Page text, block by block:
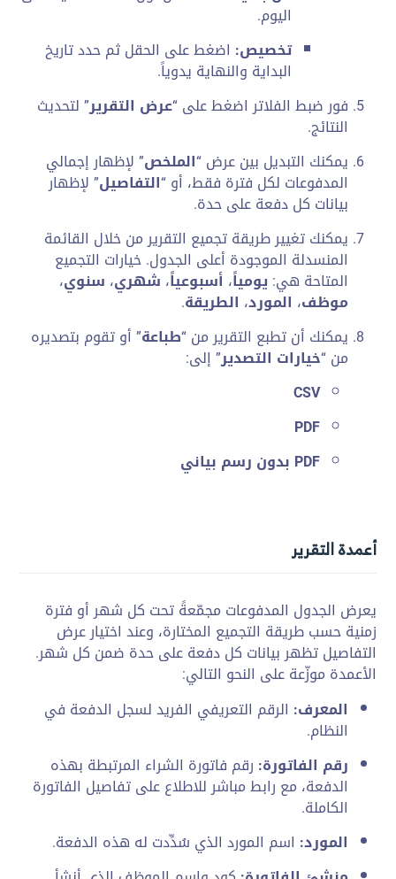
اليوم.
تخصيص: اضغط على الحقل ثم حدد تاريخ
البداية والنهاية يدوياً.
فور ضبط الفلاتر اضغط على “عرض التقرير” لتحديث
النتائج.
يمكنك التبديل بين عرض “الملخص” لإظهار إجمالي
المدفوعات لكل فترة فقط، أو “التفاصيل” لإظهار
بيانات كل دفعة على حدة.
يمكنك تغيير طريقة تجميع التقرير من خلال القائمة
المنسدلة الموجودة أعلى الجدول. خيارات التجميع
المتاحة هي: يومياً، أسبوعياً، شهري، سنوي،
موظف، المورد، الطريقة.
يمكنك أن تطبع التقرير من “طباعة” أو تقوم بتصديره
من “خيارات التصدير” إلى:
CSV
PDF
PDF بدون رسم بياني
أعمدة التقرير
يعرض الجدول المدفوعات مجمّعةً تحت كل شهر أو فترة
زمنية حسب طريقة التجميع المختارة، وعند اختيار عرض
التفاصيل تظهر بيانات كل دفعة على حدة ضمن كل شهر.
الأعمدة موزّعة على النحو التالي:
المعرف: الرقم التعريفي الفريد لسجل الدفعة في
النظام.
رقم الفاتورة: رقم فاتورة الشراء المرتبطة بهذه
الدفعة، مع رابط مباشر للاطلاع على تفاصيل الفاتورة
الكاملة.
المورد: اسم المورد الذي سُدِّدت له هذه الدفعة.